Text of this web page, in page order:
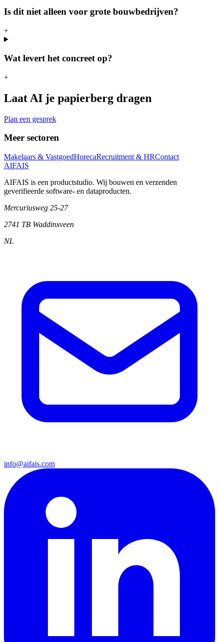
Is dit niet alleen voor grote bouwbedrijven?
+
Wat levert het concreet op?
+
Laat AI je papierberg dragen
Plan een gesprek
Meer sectoren
Makelaars & VastgoedHorecaRecruitment & HRContact
AIFAIS
AIFAIS is een productstudio. Wij bouwen en verzenden
geverifieerde software- en dataproducten.
Mercuriusweg 25-27
2741 TB Waddinxveen
NL
info@aifais.com